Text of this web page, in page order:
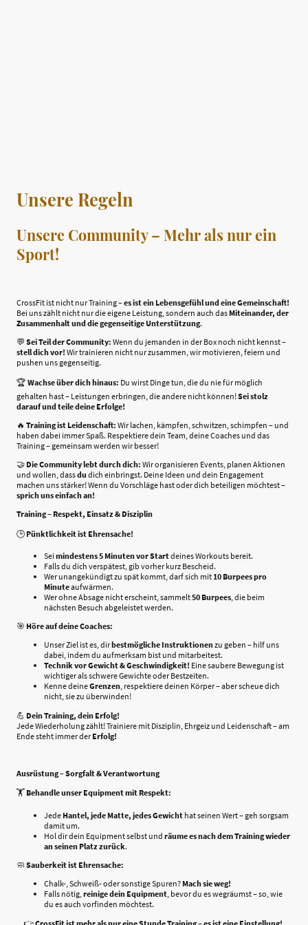
Unsere Regeln
Unsere Community – Mehr als nur ein
Sport!
CrossFit ist nicht nur Training –es ist ein Lebensgefühl und eine Gemeinschaft!
Bei uns zählt nicht nur die eigene Leistung, sondern auch das Miteinander, der
Zusammenhalt und die gegenseitige Unterstützung.
💬 Sei Teil der Community: Wenn du jemanden in der Box noch nicht kennst –
stell dich vor! Wir trainieren nicht nur zusammen, wir motivieren, feiern und
pushen uns gegenseitig.
🏆 Wachse über dich hinaus: Du wirst Dinge tun, die du nie für möglich
gehalten hast – Leistungen erbringen, die andere nicht können!Sei stolz
darauf und teile deine Erfolge!
🔥 Training ist Leidenschaft: Wir lachen, kämpfen, schwitzen, schimpfen – und
haben dabei immer Spaß. Respektiere dein Team, deine Coaches und das
Training – gemeinsam werden wir besser!
🤝 Die Community lebt durch dich: Wir organisieren Events, planen Aktionen
und wollen, dassdu dich einbringst. Deine Ideen und dein Engagement
machen uns stärker! Wenn du Vorschläge hast oder dich beteiligen möchtest –
sprich uns einfach an!
Training – Respekt, Einsatz & Disziplin
🕒 Pünktlichkeit ist Ehrensache!
Sei mindestens 5 Minuten vor Startdeines Workouts bereit.
Falls du dich verspätest, gib vorher kurz Bescheid.
Wer unangekündigt zu spät kommt, darf sich mit 10 Burpees pro
Minuteaufwärmen.
Wer ohne Absage nicht erscheint, sammelt50 Burpees , die beim
nächsten Besuch abgeleistet werden.
🎯 Höre auf deine Coaches:
Unser Ziel ist es, dirbestmögliche Instruktionenzu geben – hilf uns
dabei, indem du aufmerksam bist und mitarbeitest.
Technik vor Gewicht & Geschwindigkeit! Eine saubere Bewegung ist
wichtiger als schwere Gewichte oder Bestzeiten.
Kenne deineGrenzen, respektiere deinen Körper – aber scheue dich
nicht, sie zu überwinden!
💪 Dein Training, dein Erfolg!
Jede Wiederholung zählt! Trainiere mit Disziplin, Ehrgeiz und Leidenschaft – am
Ende steht immer derErfolg!
Ausrüstung – Sorgfalt & Verantwortung
🏋️ Behandle unser Equipment mit Respekt:
Jede Hantel, jede Matte, jedes Gewicht hat seinen Wert – geh sorgsam
damit um.
Hol dir dein Equipment selbst und räume es nach dem Training wieder
an seinen Platz zurück.
🧼Sauberkeit ist Ehrensache:
Chalk-, Schweiß- oder sonstige Spuren? Mach sie weg!
Falls nötig,reinige dein Equipment, bevor du es wegräumst – so, wie
du es auch vorfinden möchtest.